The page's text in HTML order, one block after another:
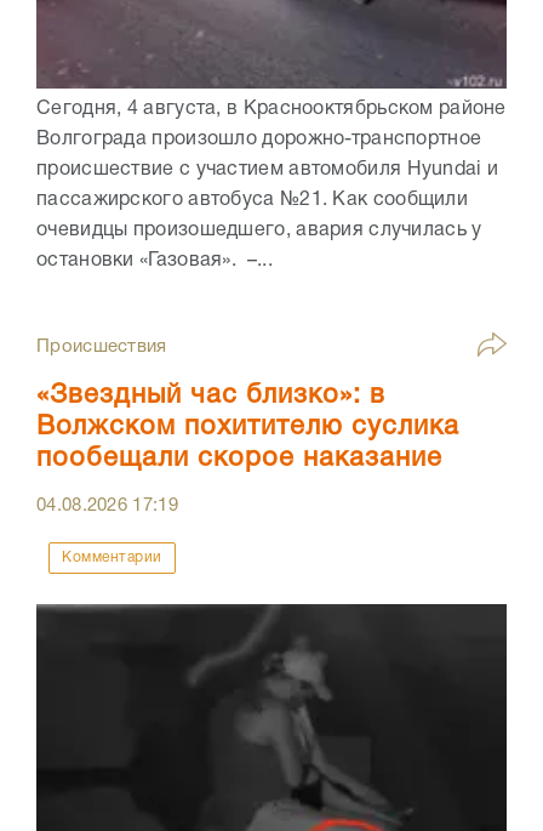
Сегодня, 4 августа, в Краснооктябрьском районе
Волгограда произошло дорожно-транспортное
происшествие с участием автомобиля Hyundai и
пассажирского автобуса №21. Как сообщили
очевидцы произошедшего, авария случилась у
остановки «Газовая». –...
Происшествия
«Звездный час близко»: в
Волжском похитителю суслика
пообещали скорое наказание
04.08.2026 17:19
Комментарии